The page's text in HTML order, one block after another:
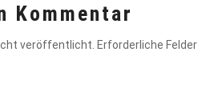
Kommentar
veröffentlicht. Erforderliche Felder